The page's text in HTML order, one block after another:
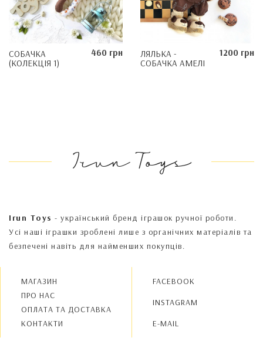
СОБАЧКА
(КОЛЕКЦІЯ 1)
460 грн
ЛЯЛЬКА -
СОБАЧКА АМЕЛІ
1200 грн
Irun Toys
Irun Toys - український бренд іграшок ручної роботи.
Усі наші іграшки зроблені лише з органічних матеріалів та
безпечені навіть для найменших покупців.
МАГАЗИН
ПРО НАС
OПЛАТА ТА ДОСТАВКА
КОНТАКТИ
FACEBOOK
INSTAGRAM
E-MAIL